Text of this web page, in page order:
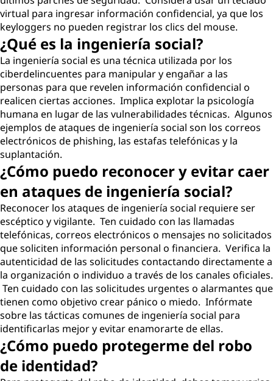
virtual para ingresar información confidencial, ya que los
keyloggers no pueden registrar los clics del mouse.
¿Qué es la ingeniería social?
La ingeniería social es una técnica utilizada por los
ciberdelincuentes para manipular y engañar a las
personas para que revelen información confidencial o
realicen ciertas acciones. Implica explotar la psicología
humana en lugar de las vulnerabilidades técnicas. Algunos
ejemplos de ataques de ingeniería social son los correos
electrónicos de phishing, las estafas telefónicas y la
suplantación.
¿Cómo puedo reconocer y evitar caer
en ataques de ingeniería social?
Reconocer los ataques de ingeniería social requiere ser
escéptico y vigilante. Ten cuidado con las llamadas
telefónicas, correos electrónicos o mensajes no solicitados
que soliciten información personal o financiera. Verifica la
autenticidad de las solicitudes contactando directamente a
la organización o individuo a través de los canales oficiales.
Ten cuidado con las solicitudes urgentes o alarmantes que
tienen como objetivo crear pánico o miedo. Infórmate
sobre las tácticas comunes de ingeniería social para
identificarlas mejor y evitar enamorarte de ellas.
¿Cómo puedo protegerme del robo
de identidad?